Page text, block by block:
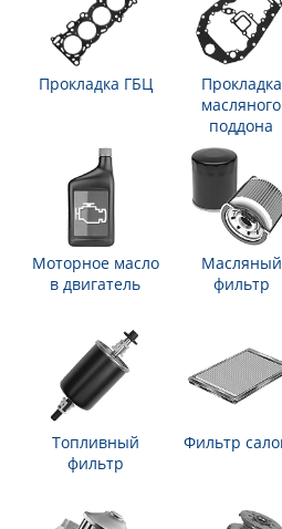
Прокладка ГБЦ
Прокладка
масляного
поддона
Моторное масло
в двигатель
Масляный
фильтр
Топливный
фильтр
Фильтр